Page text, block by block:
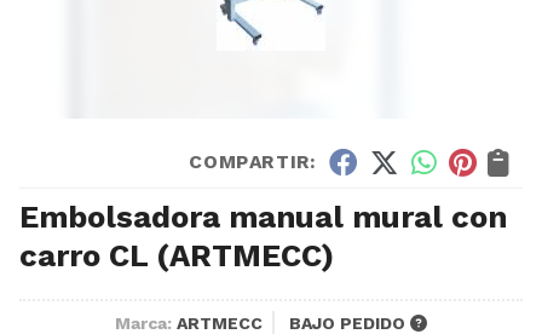
COMPARTIR:
Embolsadora manual mural con
carro CL (ARTMECC)
Marca: ARTMECC BAJO PEDIDO